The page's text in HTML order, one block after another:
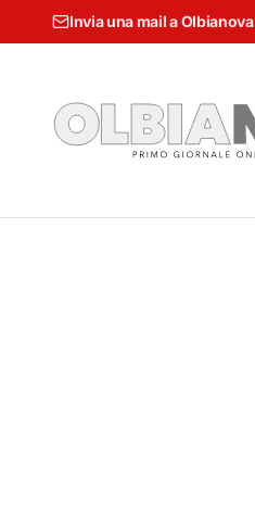
Invia una mail a Olbianova